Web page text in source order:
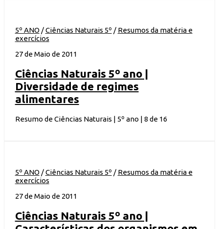
5º ANO /Ciências Naturais 5º / Resumos da matéria e
exercícios
27 de Maio de 2011
Ciências Naturais 5º ano |
Diversidade de regimes
alimentares
Resumo de Ciências Naturais | 5º ano | 8 de 16
5º ANO /Ciências Naturais 5º / Resumos da matéria e
exercícios
27 de Maio de 2011
Ciências Naturais 5º ano |